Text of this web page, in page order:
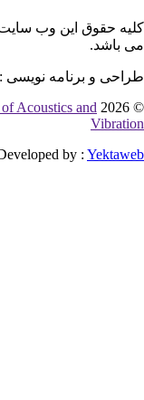
این وب سایت متعلق
نویسی :
Society of Acoustics
& Developed by :